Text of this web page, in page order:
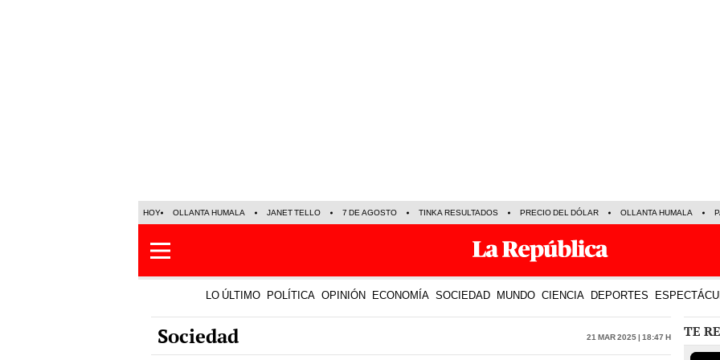
HOY OLLANTA HUMALA JANET TELLO 7 DE AGOSTO TINKA RESULTADOS PRECIO DEL DÓLAR OLLANTA HUMALA
LO ÚLTIMO POLÍTICA OPINIÓN ECONOMÍA SOCIEDAD MUNDO CIENCIA DEPORTES
Sociedad 21 Mar 2025 | 18:47 h TE